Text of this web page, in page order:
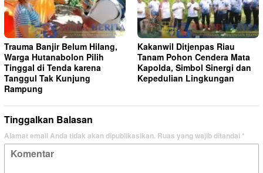
Trauma Banjir Belum Hilang,
Warga Hutanabolon Pilih
Tinggal di Tenda karena
Tanggul Tak Kunjung
Rampung
Kakanwil Ditjenpas Riau
Tanam Pohon Cendera Mata
Kapolda, Simbol Sinergi dan
Kepedulian Lingkungan
Tinggalkan Balasan
Alamat email Anda tidak akan dipublikasikan. Ruas yang wajib ditandai*